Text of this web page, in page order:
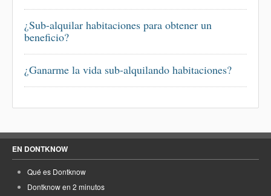
¿Sub-alquilar habitaciones para obtener un
beneficio?
¿Ganarme la vida sub-alquilando habitaciones?
EN DONTKNOW
Qué es Dontknow
Dontknow en 2 minutos